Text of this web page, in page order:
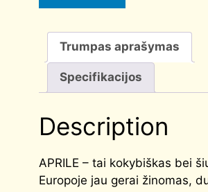
Trumpas aprašymas
Specifikacijos
Description
APRILE – tai kokybiškas bei
Europoje jau gerai žinomas,